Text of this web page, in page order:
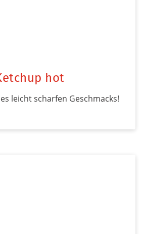
hot
leicht scharfen Geschmacks!